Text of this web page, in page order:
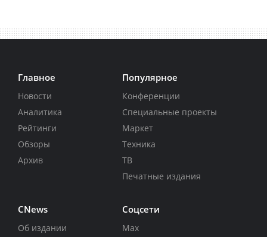
Главное
Новости
Аналитика
Рейтинги
Обзоры
Архив
Популярное
Конференции
Специальные проекты
Маркет
Техника
ТВ
Печатные издания
CNews
Об издании
Соцсети
Max